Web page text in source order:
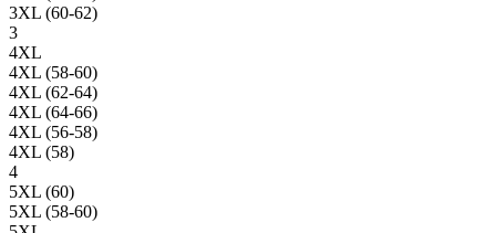
3XL (60-62)
3
4XL
4XL (58-60)
4XL (62-64)
4XL (64-66)
4XL (56-58)
4XL (58)
4
5XL (60)
5XL (58-60)